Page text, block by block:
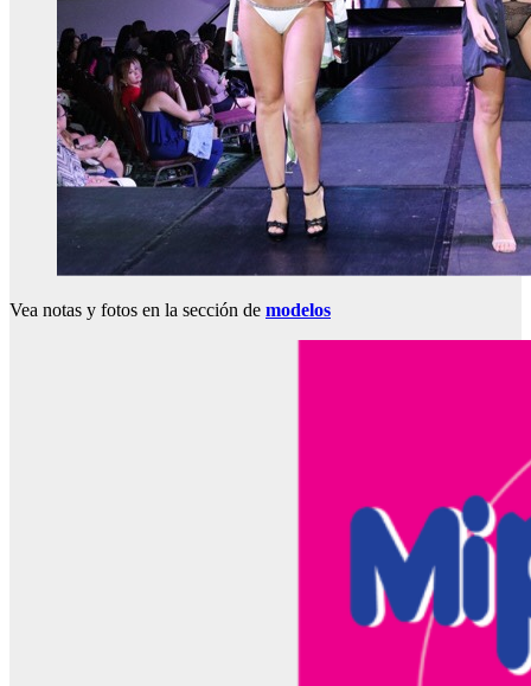
Vea notas y fotos en la sección de modelos